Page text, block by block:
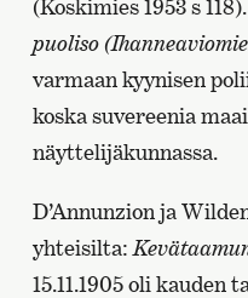
(Koskimies 1953 s
puoliso
varmaan kyynisen
koska suvereenia
näyttelijäkunnassa.
D’Annunzion ja
yhteisilta:
15.11.1905 oli